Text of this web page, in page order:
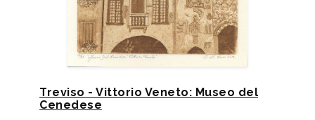
Treviso - Vittorio Veneto: Museo del
Cenedese